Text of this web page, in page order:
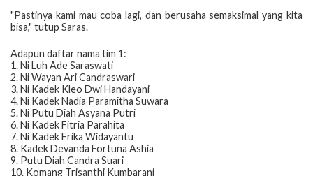
"Pastinya kami mau coba lagi, dan berusaha semaksimal yang kita
bisa," tutup Saras.
Adapun daftar nama tim 1:
1. Ni Luh Ade Saraswati
2. Ni Wayan Ari Candraswari
3. Ni Kadek Kleo Dwi Handayani
4. Ni Kadek Nadia Paramitha Suwara
5. Ni Putu Diah Asyana Putri
6. Ni Kadek Fitria Parahita
7. Ni Kadek Erika Widayantu
8. Kadek Devanda Fortuna Ashia
9. Putu Diah Candra Suari
10. Komang Trisanthi Kumbarani